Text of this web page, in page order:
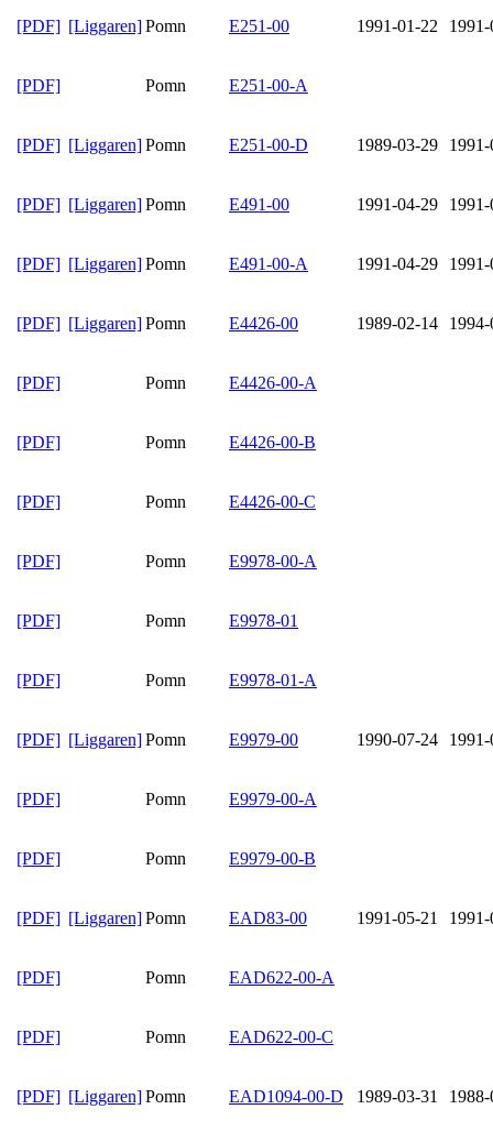
[PDF] [Liggaren]Pomn E251-00 1991-01-22
[PDF] Pomn E251-00-A
[PDF] [Liggaren]Pomn E251-00-D 1989-03-29
[PDF] [Liggaren]Pomn E491-00 1991-04-29
[PDF] [Liggaren]Pomn E491-00-A 1991-04-29
[PDF] [Liggaren]Pomn E4426-00 1989-02-14
[PDF] Pomn E4426-00-A
[PDF] Pomn E4426-00-B
[PDF] Pomn E4426-00-C
[PDF] Pomn E9978-00-A
[PDF] Pomn E9978-01
[PDF] Pomn E9978-01-A
[PDF] [Liggaren]Pomn E9979-00 1990-07-24
[PDF] Pomn E9979-00-A
[PDF] Pomn E9979-00-B
[PDF] [Liggaren]Pomn EAD83-00 1991-05-21
[PDF] Pomn EAD622-00-A
[PDF] Pomn EAD622-00-C
[PDF] [Liggaren]Pomn EAD1094-00-D 1989-03-31